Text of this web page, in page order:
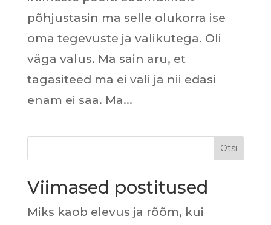
põhjustasin ma selle olukorra ise
oma tegevuste ja valikutega. Oli
väga valus. Ma sain aru, et
tagasiteed ma ei vali ja nii edasi
enam ei saa. Ma...
Otsi
Viimased postitused
Miks kaob elevus ja rõõm, kui